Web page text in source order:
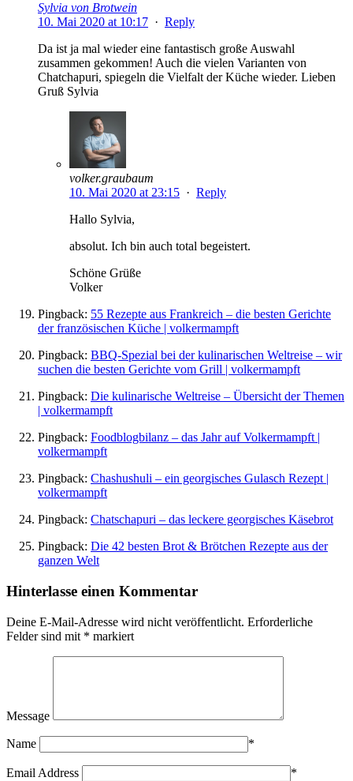
Sylvia von Brotwein
10. Mai 2020 at 10:17 · Reply
Da ist ja mal wieder eine fantastisch große Auswahl
zusammen gekommen! Auch die vielen Varianten von
Chatchapuri, spiegeln die Vielfalt der Küche wieder. Lieben
Gruß Sylvia
volker.graubaum
10. Mai 2020 at 23:15 · Reply
Hallo Sylvia,
absolut. Ich bin auch total begeistert.
Schöne Grüße
Volker
Pingback: 55 Rezepte aus Frankreich – die besten Gerichte
der französischen Küche | volkermampft
Pingback: BBQ-Spezial bei der kulinarischen Weltreise – wir
suchen die besten Gerichte vom Grill | volkermampft
Pingback: Die kulinarische Weltreise – Übersicht der Themen
| volkermampft
Pingback: Foodblogbilanz – das Jahr auf Volkermampft |
volkermampft
Pingback: Chashushuli – ein georgisches Gulasch Rezept |
volkermampft
Pingback: Chatschapuri – das leckere georgisches Käsebrot
Pingback: Die 42 besten Brot & Brötchen Rezepte aus der
ganzen Welt
Hinterlasse einen Kommentar
Deine E-Mail-Adresse wird nicht veröffentlicht. Erforderliche
Felder sind mit * markiert
Message
Name *
Email Address *